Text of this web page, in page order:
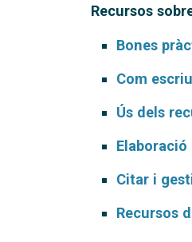
Recursos
Bones
Com
Ús dels
Citar i
Recursos